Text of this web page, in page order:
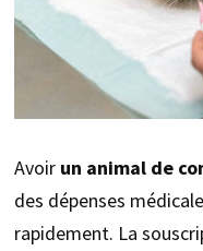
Avoir un animal de
des dépenses
rapidement. La